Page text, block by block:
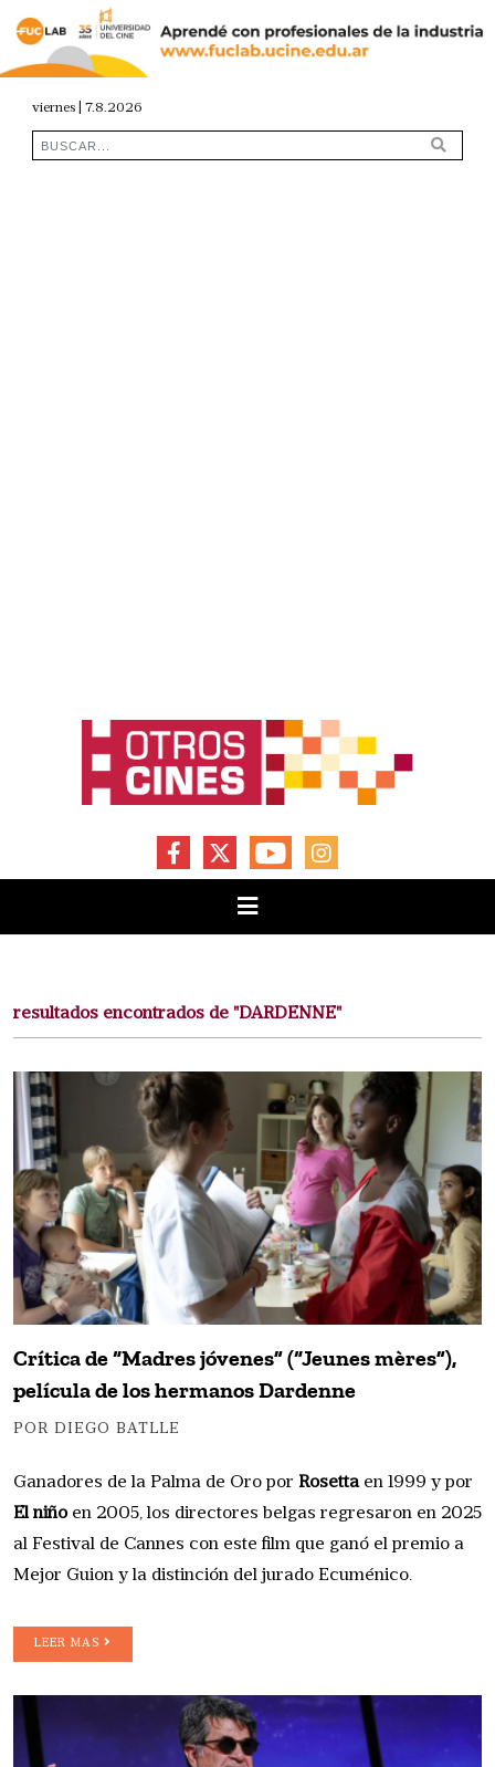
viernes | 7.8.2026
FACEBOOKYOUTUBEINSTAGRAM
resultados encontrados de "DARDENNE"
Crítica de “Madres jóvenes” (“Jeunes mères”),
película de los hermanos Dardenne
POR DIEGO BATLLE
Ganadores de la Palma de Oro por Rosettaen 1999 y por
El niñoen 2005, los directores belgas regresaron en 2025
al Festival de Cannes con este film que ganó el premio a
Mejor Guion y la distinción del jurado Ecuménico.
LEER MAS